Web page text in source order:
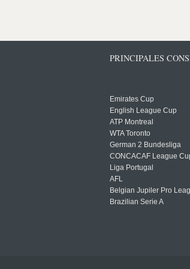
PRINCIPALES
Emirates Cup
English League Cup
ATP Montreal
WTA Toronto
German 2 Bundesliga
CONCACAF League
Liga Portugal
AFL
Belgian Jupiler Pro
Brazilian Serie A